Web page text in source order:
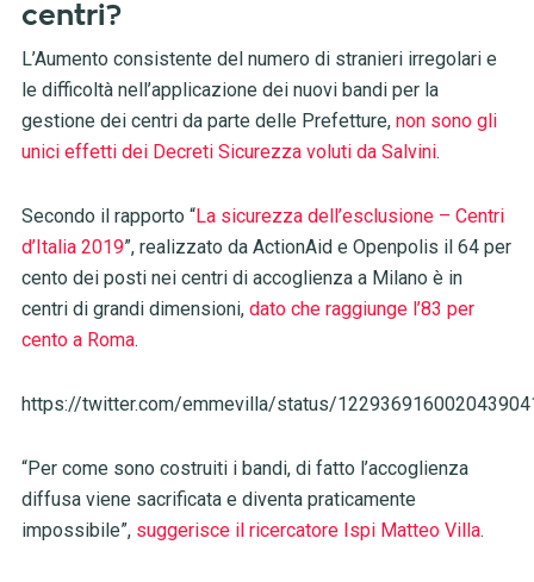
centri?
L’Aumento consistente del numero di stranieri irregolari e
le difficoltà nell’applicazione dei nuovi bandi per la
gestione dei centri da parte delle Prefetture, non sono gli
unici effetti dei Decreti Sicurezza voluti da Salvini.
Secondo il rapporto “La sicurezza dell’esclusione – Centri
d’Italia 2019”, realizzato da ActionAid e Openpolis il 64 per
cento dei posti nei centri di accoglienza a Milano è in
centri di grandi dimensioni, dato che raggiunge l’83 per
cento a Roma.
https://twitter.com/emmevilla/status/
“Per come sono costruiti i bandi, di fatto l’accoglienza
diffusa viene sacrificata e diventa praticamente
impossibile”, suggerisce il ricercatore Ispi Matteo Villa.